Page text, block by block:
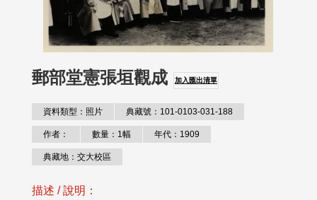
郵部堂憲張垣觀成 加入匯出清單
資料類型：照片 典藏號：101-0103-031-188
作者： 數量：1幅 年代：1909
典藏地：交大校區
描述 / 說明：